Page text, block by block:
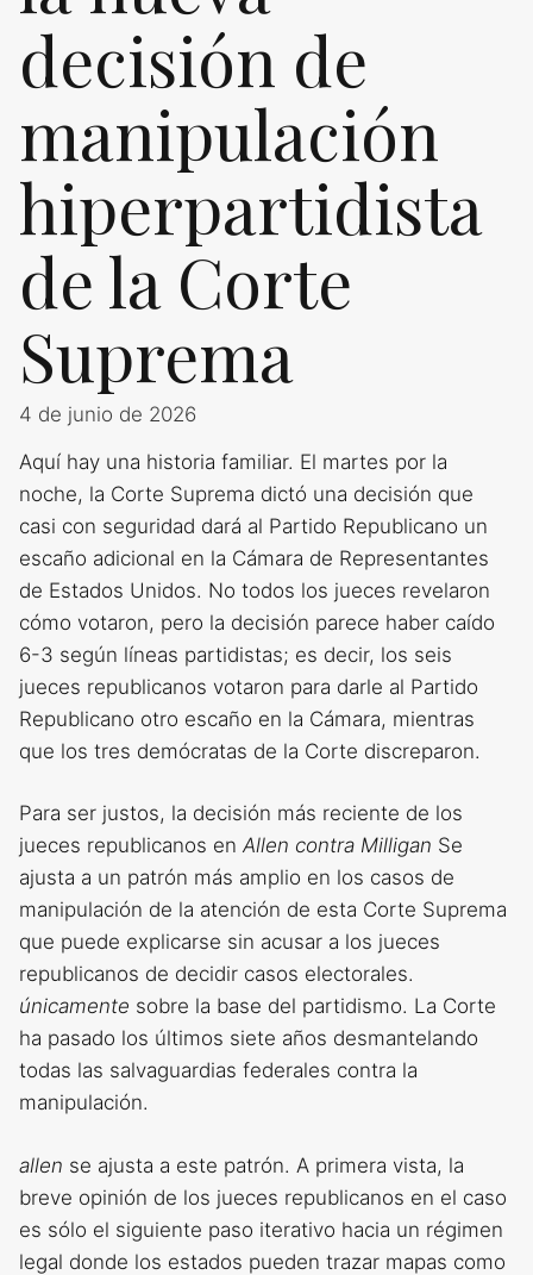
decisión de
manipulación
hiperpartidista
de la Corte
Suprema
4 de junio de 2026
Aquí hay una historia familiar. El martes por la
noche, la Corte Suprema dictó una decisión que
casi con seguridad dará al Partido Republicano un
escaño adicional en la Cámara de Representantes
de Estados Unidos. No todos los jueces revelaron
cómo votaron, pero la decisión parece haber caído
6-3 según líneas partidistas; es decir, los seis
jueces republicanos votaron para darle al Partido
Republicano otro escaño en la Cámara, mientras
que los tres demócratas de la Corte discreparon.
Para ser justos, la decisión más reciente de los
jueces republicanos en Allen contra Milligan Se
ajusta a un patrón más amplio en los casos de
manipulación de la atención de esta Corte Suprema
que puede explicarse sin acusar a los jueces
republicanos de decidir casos electorales.
únicamente sobre la base del partidismo. La Corte
ha pasado los últimos siete años desmantelando
todas las salvaguardias federales contra la
manipulación.
allen se ajusta a este patrón. A primera vista, la
breve opinión de los jueces republicanos en el caso
es sólo el siguiente paso iterativo hacia un régimen
legal donde los estados pueden trazar mapas como